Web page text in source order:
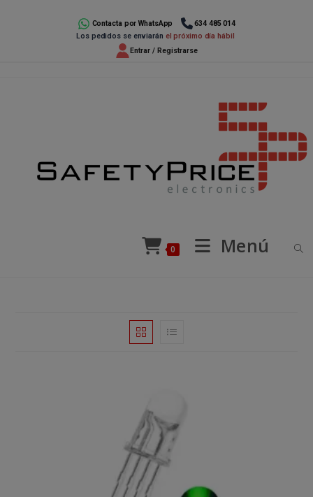
Contacta por WhatsApp
634 485 014
Los pedidos se enviarán el próximo día hábil
Entrar / Registrarse
0 Menú